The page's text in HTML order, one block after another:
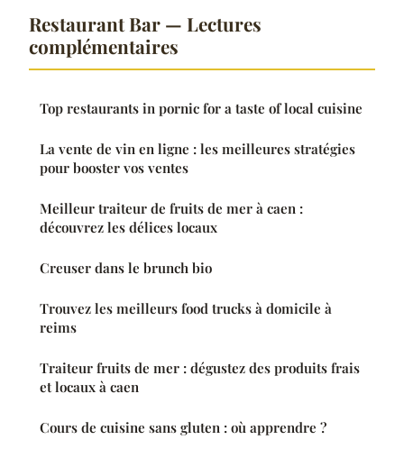
Restaurant Bar — Lectures
complémentaires
Top restaurants in pornic for a taste of local cuisine
La vente de vin en ligne : les meilleures stratégies
pour booster vos ventes
Meilleur traiteur de fruits de mer à caen :
découvrez les délices locaux
Creuser dans le brunch bio
Trouvez les meilleurs food trucks à domicile à
reims
Traiteur fruits de mer : dégustez des produits frais
et locaux à caen
Cours de cuisine sans gluten : où apprendre ?